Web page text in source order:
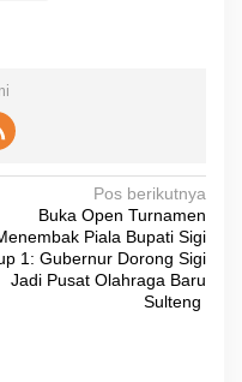
Pos berikutnya
Buka Open Turnamen
Piala Bupati Sigi
1: Gubernur Dorong Sigi
Jadi Pusat Olahraga Baru
Sulteng